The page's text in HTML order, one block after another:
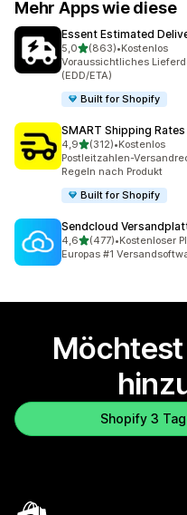
Mehr Apps wie diese
Essent Estimated
5,0von 5 Sternen
(863)
863 Rezensionen
•Kostenlos
Voraussichtliches
(EDD/ETA)
Built for Shopify
SMART Shipping Rates
4,9von 5 Sternen
(312)
312 Rezensionen
•Kostenlos
Postleitzahlen-
Regeln nach Produkt
Built for Shopify
Sendcloud
4,6von 5 Sternen
(477)
477 Rezensionen
•Kostenloser
Europas #1
Shopify 3